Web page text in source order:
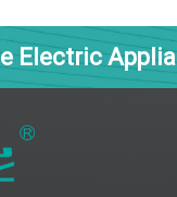
Electric